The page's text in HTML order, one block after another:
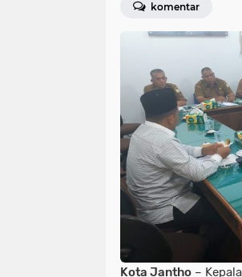
komentar
Kota Jantho –